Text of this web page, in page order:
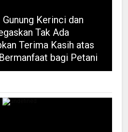
Kerinci dan
Tak Ada
Terima Kasih atas
bagi Petani